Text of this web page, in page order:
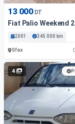
13 000 DT
Fiat Palio Weekend
2001 345 000 km
Sfax
4